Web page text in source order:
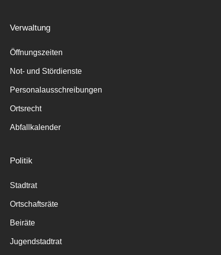
SucheVerwaltung
Öffnungszeiten
Not- und Stördienste
Personalausschreibungen
Ortsrecht
Abfallkalender
Politik
Stadtrat
Ortschaftsräte
Beiräte
Jugendstadtrat